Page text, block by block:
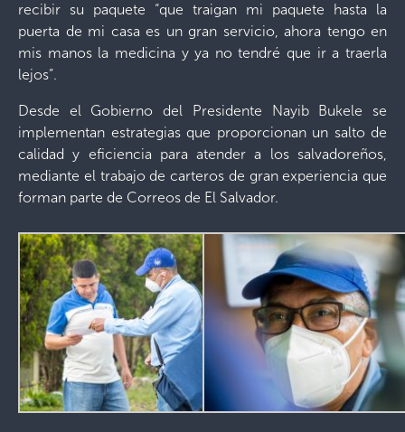
recibir su paquete “que traigan mi paquete hasta la
puerta de mi casa es un gran servicio, ahora tengo en
mis manos la medicina y ya no tendré que ir a traerla
lejos”.
Desde el Gobierno del Presidente Nayib Bukele se
implementan estrategias que proporcionan un salto de
calidad y eficiencia para atender a los salvadoreños,
mediante el trabajo de carteros de gran experiencia que
forman parte de Correos de El Salvador.